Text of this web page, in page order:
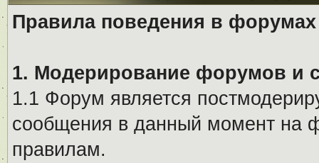
Правила поведения в
1. Модерирование форумов и
1.1 Форум является
сообщения в данный момент на
правилам.